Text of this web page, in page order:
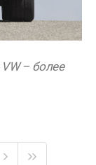
– более